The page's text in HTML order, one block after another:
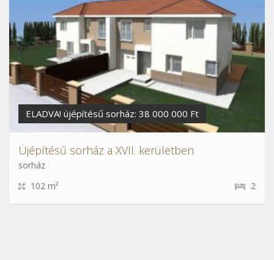
ELADVA! újépítésű sorház: 38 000 000 Ft
Újépítésű sorház a XVII. kerületben
sorház
102 m²
2